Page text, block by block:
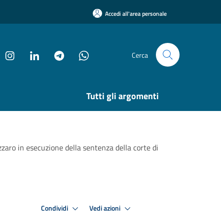
Accedi all'area personale
Cerca
Tutti gli argomenti
in esecuzione della sentenza della corte di
Condividi Vedi azioni